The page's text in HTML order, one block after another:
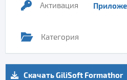
Активация
Категория
Скачать GiliSoft Formathor